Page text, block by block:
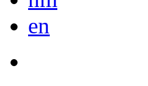
en